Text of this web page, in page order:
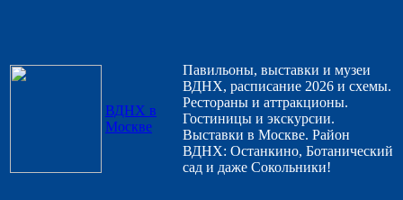
ВДНХ в
Москве
Павильоны, выставки и музеи
ВДНХ, расписание 2026 и схемы.
Рестораны и аттракционы.
Гостиницы и экскурсии.
Выставки в Москве. Район
ВДНХ: Останкино, Ботанический
сад и даже Сокольники!